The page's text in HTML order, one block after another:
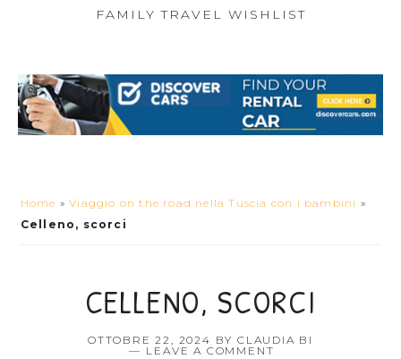
FAMILY TRAVEL WISHLIST
Home »Viaggio on the road nella Tuscia con i bambini »
Celleno, scorci
CELLENO, SCORCI
OTTOBRE 22, 2024 BY CLAUDIA BI
LEAVE A COMMENT